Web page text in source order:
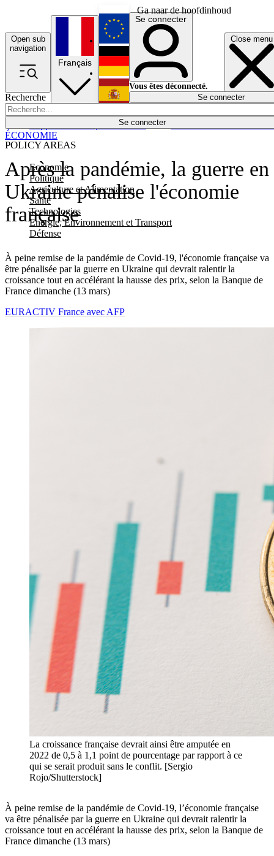
Ga naar de hoofdinhoud
Open sub
navigation
Close menu
Recherche
Se connecter
POLICY AREAS
Economie
Politique
Agriculture et Alimentation
Santé
Technologies
Energie, Environnement et Transport
Défense
Économie
Français
English
Deutsch
Español
Se connecter
Vous êtes déconnecté.
Se connecter
Après la pandémie, la guerre en
Ukraine pénalise l'économie
française
À peine remise de la pandémie de Covid-19, l'économie française va
être pénalisée par la guerre en Ukraine qui devrait ralentir la
croissance tout en accélérant la hausse des prix, selon la Banque de
France dimanche (13 mars)
ÉCONOMIE
EURACTIV France avec AFP
La croissance française devrait ainsi être amputée en
2022 de 0,5 à 1,1 point de pourcentage par rapport à ce
qui se serait produit sans le conflit. [Sergio
Rojo/Shutterstock]
À peine remise de la pandémie de Covid-19, l’économie française
va être pénalisée par la guerre en Ukraine qui devrait ralentir la
croissance tout en accélérant la hausse des prix, selon la Banque de
France dimanche (13 mars)